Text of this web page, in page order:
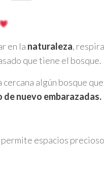
en la naturaleza,
que tiene el bosque.
algún bosque
nuevo embarazadas.
permite espacios